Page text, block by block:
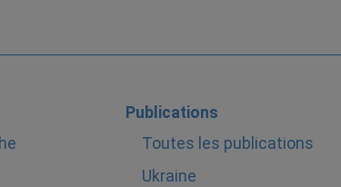
Publications
Toutes les publications
Ukraine